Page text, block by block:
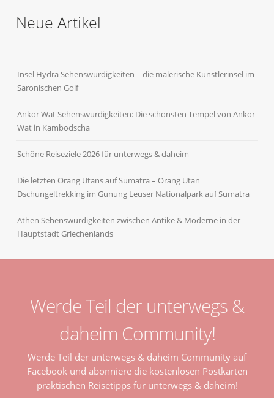
Neue Artikel
Insel Hydra Sehenswürdigkeiten – die malerische Künstlerinsel im
Saronischen Golf
Ankor Wat Sehenswürdigkeiten: Die schönsten Tempel von Ankor
Wat in Kambodscha
Schöne Reiseziele 2026 für unterwegs & daheim
Die letzten Orang Utans auf Sumatra – Orang Utan
Dschungeltrekking im Gunung Leuser Nationalpark auf Sumatra
Athen Sehenswürdigkeiten zwischen Antike & Moderne in der
Hauptstadt Griechenlands
Werde Teil der unterwegs &
daheim Community!
Werde Teil der unterwegs & daheim Community auf
Facebook und abonniere die kostenlosen Postkarten
praktischen Reisetipps für unterwegs & daheim!